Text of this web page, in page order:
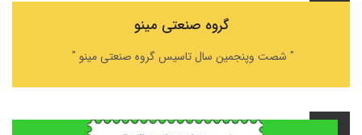
گروه صنعتی مینو
" شصت وپنجمین سال تاسیس گروه صنعتی مینو "